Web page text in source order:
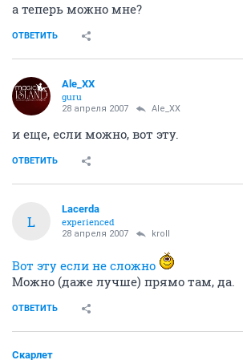
а теперь можно мне?
ОТВЕТИТЬ
Ale_XX
guru
28 апреля 2007 Ale_XX
и еще, если можно, вот эту.
ОТВЕТИТЬ
L
Lacerda
experienced
28 апреля 2007 kroll
Вот эту если не сложно
Можно (даже лучше) прямо там, да.
ОТВЕТИТЬ
Скарлет